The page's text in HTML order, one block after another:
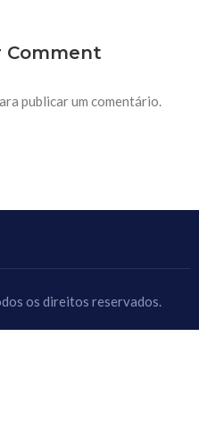
Comment
publicar um comentário.
os direitos reservados.